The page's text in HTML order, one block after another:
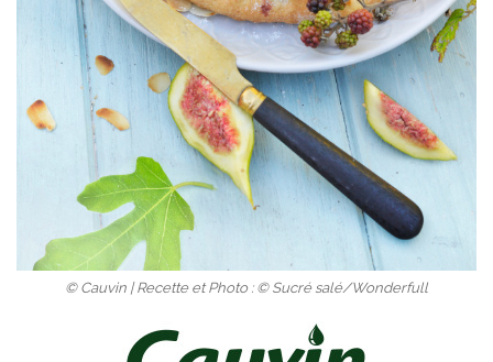
© Cauvin | Recette et Photo : © Sucré salé/Wonderfull